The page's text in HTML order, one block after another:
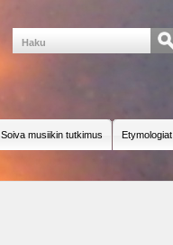
Soiva musiikin tutkimus Etymologiat